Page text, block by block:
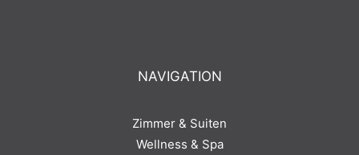
NAVIGATION
Zimmer & Suiten
Wellness & Spa